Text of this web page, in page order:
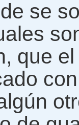
se
que